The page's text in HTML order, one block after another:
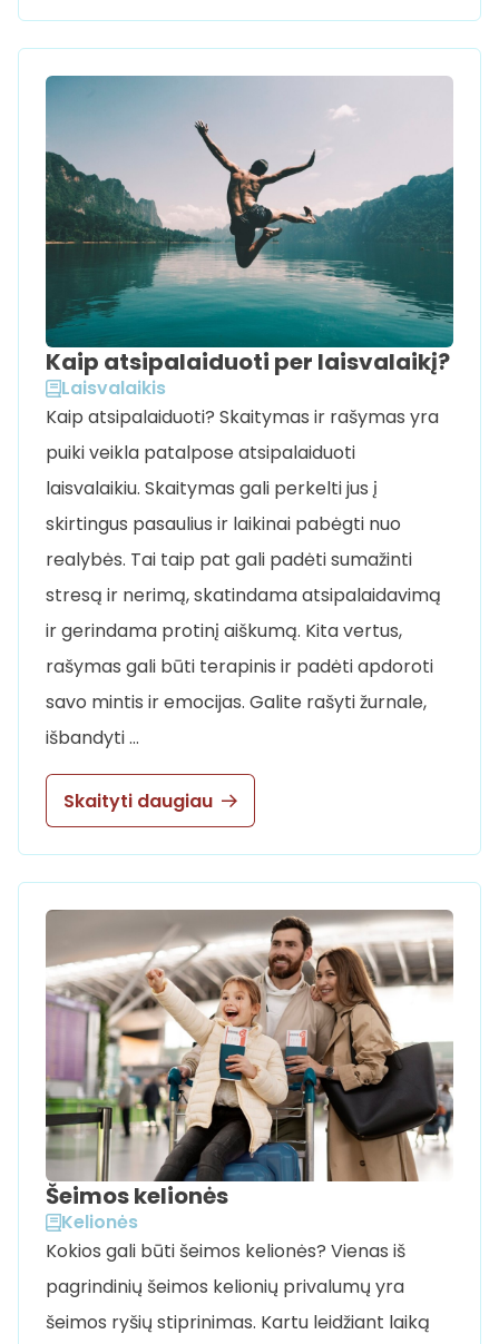
Kaip atsipalaiduoti per laisvalaikį?
Laisvalaikis
Kaip atsipalaiduoti? Skaitymas ir rašymas yra
puiki veikla patalpose atsipalaiduoti
laisvalaikiu. Skaitymas gali perkelti jus į
skirtingus pasaulius ir laikinai pabėgti nuo
realybės. Tai taip pat gali padėti sumažinti
stresą ir nerimą, skatindama atsipalaidavimą
ir gerindama protinį aiškumą. Kita vertus,
rašymas gali būti terapinis ir padėti apdoroti
savo mintis ir emocijas. Galite rašyti žurnale,
išbandyti …
Skaityti daugiau
Šeimos kelionės
Kelionės
Kokios gali būti šeimos kelionės? Vienas iš
pagrindinių šeimos kelionių privalumų yra
šeimos ryšių stiprinimas. Kartu leidžiant laiką